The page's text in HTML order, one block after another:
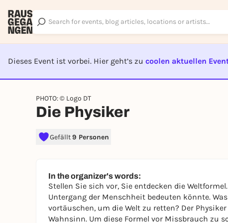
Dieses Event ist vorbei. Hier geht’s zu coolen aktuellen
PHOTO: © Logo DT
Die Physiker
Gefällt9 Personen
In the organizer's words:
Stellen Sie sich vor, Sie entdecken die
Untergang der Menschheit bedeuten könnte.
vortäuschen, um die Welt zu retten? Der Physiker Möbius entscheidet sich für den inszenierten
Wahnsinn. Um diese Formel vor Missbrauch zu